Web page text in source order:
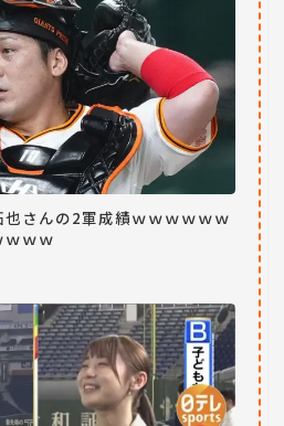
也さんの2軍成績ｗｗｗｗｗｗ
ｗｗ